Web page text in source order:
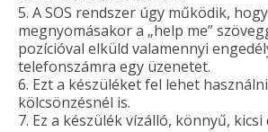
5. A SOS rendszer úgy működik,
megnyomásakor a „help me”
pozícióval elküld valamennyi
telefonszámra egy üzenetet.
6. Ezt a készüléket fel lehet
kölcsönzésnél is.
7. Ez a készülék vízálló, könnyű,